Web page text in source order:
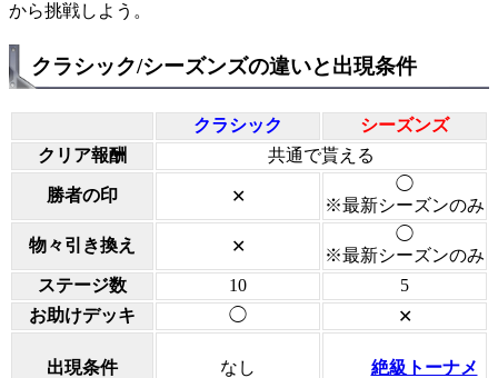
から挑戦しよう。
クラシック/シーズンズの違いと出現条件
クラシック
シーズンズ
クリア報酬
共通で貰える
勝者の印 ✕
◯
※最新シーズンのみ
物々引き換え ✕
◯
※最新シーズンのみ
ステージ数
10
5
お助けデッキ
◯ ✕
出現条件 なし
絶級トーナメ